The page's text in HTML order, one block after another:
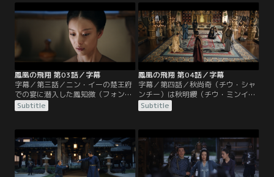
た。寧世征は長子の寧川（ニン・チ
ュアン）と六子のニン・イーに追捕
を命じたが、功を焦った寧川の行動
により、血浮屠の首領・顧衡（グ
ー・ホン）は九皇子を抱いて崖から
飛び降りて死亡してしまう。
と鳳皓（フォン・ハオ）と共に秋尚
奇のもとに身を寄せた。賜婚で皇太
子の機嫌を損ねないよう、秋尚奇は
皇太子の舅、常海（チャン・ハイ）
を会食に招く。
鳳凰の飛翔 第03話／字幕
字幕／第三話／ニン・イーの楚王府
での宴に潜入した鳳知微（フォン・
ジーウェイ）は、ニン・イーに会う
が湖の亭に閉じ込められる。宴会で
を望むと答える。宴会後、ニン・イ
ーは鳳知微に正体を明かし、彼女の
目的が婚約の取り消しであることを
見抜く。
Subtitle
鳳凰の飛翔 第04話／字幕
字幕／第四話／秋尚奇（チウ・シャ
ンチー）は秋明纓（チウ・ミンイ
ン）の脅迫により、秋玉落（チウ・
ユールオ）をニン・イーに嫁がせる
健康を気遣い、ニン・イーはそれを
機に婚約の取り消しを求める。天盛
帝は血浮屠の残党について知り、皇
子たちと大臣を叱責し、顧衍（グ
Subtitle